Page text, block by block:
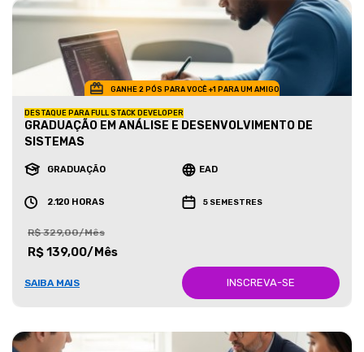
GANHE 2 PÓS PARA VOCÊ +1 PARA UM AMIGO
DESTAQUE PARA FULL STACK DEVELOPER
GRADUAÇÃO EM ANÁLISE E DESENVOLVIMENTO DE
SISTEMAS
GRADUAÇÃO EAD
2.120 HORAS 5 SEMESTRES
R$ 329,00/Mês
R$ 139,00/Mês
SAIBA MAIS INSCREVA-SE